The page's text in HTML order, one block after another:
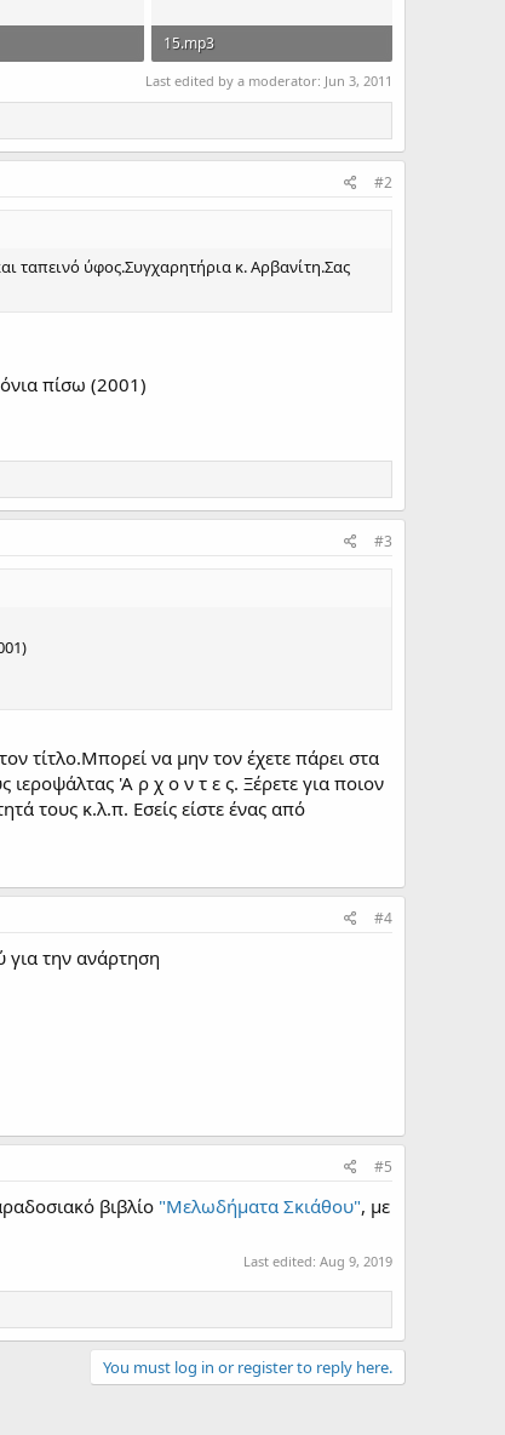
15.mp3
7 MB · Views: 181
Last edited by a moderator: Jun 3, 2011
#2
ταπεινό ύφος.Συγχαρητήρια κ. Αρβανίτη.Σας
πίσω (2001)
#3
τίτλο.Μπορεί να μην τον έχετε πάρει στα
'Α ρ χ ο ν τ ε ς. Ξέρετε για ποιον
τους κ.λ.π. Εσείς είστε ένας από
#4
για την ανάρτηση
#5
βιβλίο "Μελωδήματα Σκιάθου", με
Last edited: Aug 9, 2019
You must log in or register to reply here.